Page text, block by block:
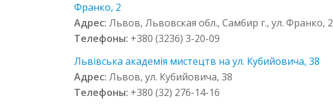
Франко, 2
Адрес:Львов, Львовская обл., Самбир г., ул. Франко, 2
Телефоны: +380 (3236) 3-20-09
Львівська академія мистецтв на ул. Кубийовича, 38
Адрес:Львов, ул. Кубийовича, 38
Телефоны: +380 (32) 276-14-16